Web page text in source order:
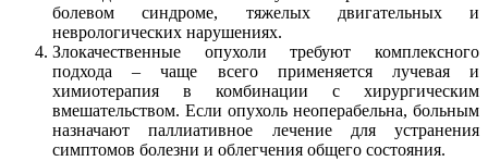
болевом синдроме, тяжелых двигательных и
неврологических нарушениях.
Злокачественные опухоли требуют комплексного
подхода – чаще всего применяется лучевая и
химиотерапия в комбинации с хирургическим
вмешательством. Если опухоль неоперабельна, больным
назначают паллиативное лечение для устранения
симптомов болезни и облегчения общего состояния.